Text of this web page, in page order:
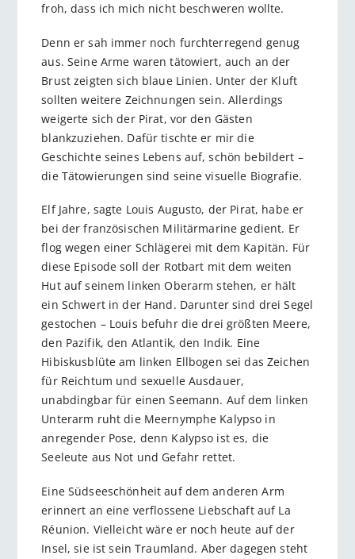
froh, dass ich mich nicht beschweren wollte.
Denn er sah immer noch furchterregend genug
aus. Seine Arme waren tätowiert, auch an der
Brust zeigten sich blaue Linien. Unter der Kluft
sollten weitere Zeichnungen sein. Allerdings
weigerte sich der Pirat, vor den Gästen
blankzuziehen. Dafür tischte er mir die
Geschichte seines Lebens auf, schön bebildert –
die Tätowierungen sind seine visuelle Biografie.
Elf Jahre, sagte Louis Augusto, der Pirat, habe er
bei der französischen Militärmarine gedient. Er
flog wegen einer Schlägerei mit dem Kapitän. Für
diese Episode soll der Rotbart mit dem weiten
Hut auf seinem linken Oberarm stehen, er hält
ein Schwert in der Hand. Darunter sind drei Segel
gestochen – Louis befuhr die drei größten Meere,
den Pazifik, den Atlantik, den Indik. Eine
Hibiskusblüte am linken Ellbogen sei das Zeichen
für Reichtum und sexuelle Ausdauer,
unabdingbar für einen Seemann. Auf dem linken
Unterarm ruht die Meernymphe Kalypso in
anregender Pose, denn Kalypso ist es, die
Seeleute aus Not und Gefahr rettet.
Eine Südseeschönheit auf dem anderen Arm
erinnert an eine verflossene Liebschaft auf La
Réunion. Vielleicht wäre er noch heute auf der
Insel, sie ist sein Traumland. Aber dagegen steht